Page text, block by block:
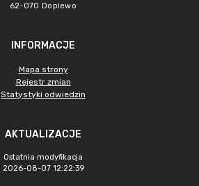
62-070 Dopiewo
INFORMACJE
Mapa strony
Rejestr zmian
Statystyki odwiedzin
AKTUALIZACJE
Ostatnia modyfikacja
2026-08-07 12:22:39